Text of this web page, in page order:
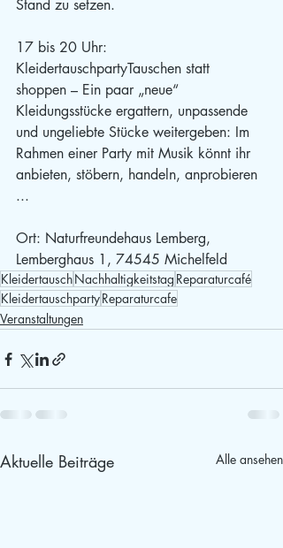
Stand zu setzen.
17 bis 20 Uhr:
KleidertauschpartyTauschen statt
shoppen – Ein paar „neue“
Kleidungsstücke ergattern, unpassende
und ungeliebte Stücke weitergeben: Im
Rahmen einer Party mit Musik könnt ihr
anbieten, stöbern, handeln, anprobieren
...
Ort: Naturfreundehaus Lemberg,
Lemberghaus 1, 74545 Michelfeld
KleidertauschNachhaltigkeitstag Reparaturcafé
KleidertauschpartyReparaturcafe
Veranstaltungen
Aktuelle Beiträge Alle ansehen